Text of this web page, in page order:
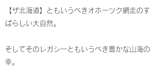
【ザ北海道】ともいうべきオホーツク網走のす
ばらしい大自然。
そしてそのレガシーともいうべき豊かな山海の
幸。